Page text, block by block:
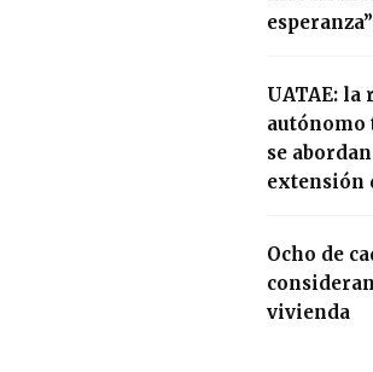
esperanza”
UATAE: la
autónomo
se
extensión
Ocho de
vivienda